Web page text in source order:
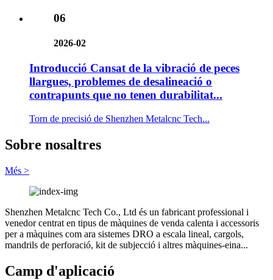
06
2026-02
Introducció Cansat de la vibració de peces
llargues, problemes de desalineació o
contrapunts que no tenen durabilitat...
Torn de precisió de Shenzhen Metalcnc Tech...
Sobre nosaltres
Més >
Shenzhen Metalcnc Tech Co., Ltd és un fabricant professional i
venedor centrat en tipus de màquines de venda calenta i accessoris
per a màquines com ara sistemes DRO a escala lineal, cargols,
mandrils de perforació, kit de subjecció i altres màquines-eina...
Camp d'aplicació